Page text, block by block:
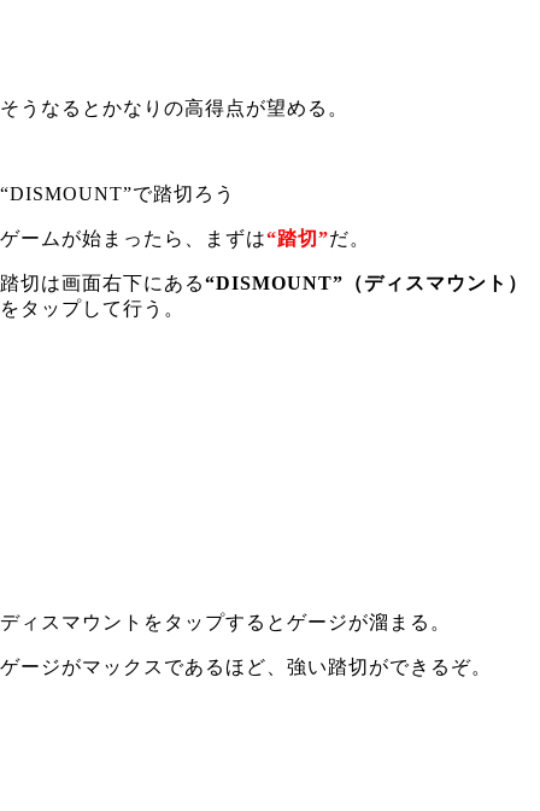
そうなるとかなりの高得点が望める。
“DISMOUNT”で踏切ろう
ゲームが始まったら、まずは“踏切”だ。
踏切は画面右下にある“DISMOUNT”（ディスマウント）
をタップして行う。
ディスマウントをタップするとゲージが溜まる。
ゲージがマックスであるほど、強い踏切ができるぞ。